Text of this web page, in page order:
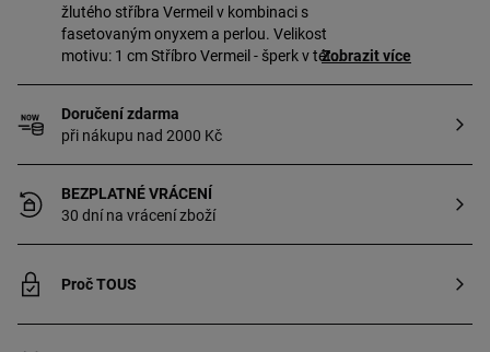
žlutého stříbra Vermeil v kombinaci s
fasetovaným onyxem a perlou. Velikost
motivu: 1 cm Stříbro Vermeil - šperk v této
vrstvou 18- karátového zlata.
Zobrazit více
Doručení zdarma
při nákupu nad 2000 Kč
BEZPLATNÉ VRÁCENÍ
30 dní na vrácení zboží
Proč TOUS